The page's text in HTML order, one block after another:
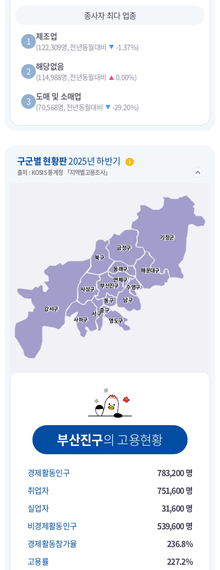
종사자 최다 업종
1 제조업
(122,309명, 전년동월대비 -1.37%)
2 해당없음
(114,988명, 전년동월대비 0.00%)
3 도매 및 소매업
(70,568명, 전년동월대비 -29.20%)
구군별 현황판2025년 하반기
출처 : KOSIS 통계청 「지역별고용조사」 접기/
강서구
강서구
사상구
사상구
서구
서구
사하구
사하구
중구
중구
영도구
영도구
동구
동구 남구
남구
부산진구
부산진구
연제구
연제구
동래구
동래구
북구
북구
금정구
금정구
수영구
수영구
해운대구
해운대구
기장군
기장군
부산진구의 고용현황
경제활동인구
783,200 명
취업자
751,600 명
실업자
31,600 명
비경제활동인구
539,600 명
경제활동참가율
236.8%
고용률
227.2%